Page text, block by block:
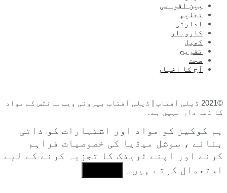
بین اقوامی
تعلیم
ادارتی
کاروبار
کھیل
تفریح
صحت
آج کا اخبار
©2021 ڈیلی آفتاب | ڈیلی آفتاب بیرونی ویب سائٹس کے مواد
کا ذمہ دار نہیں ہے۔
ہم کوکیز کو مواد اور اشتہارات کو ذاتی
بنانے ، سوشل میڈیا کی خصوصیات فراہم
کرنے اور اپنے ٹریفک کا تجزیہ کرنے کے لیے
استعمال کرتے ہیں۔